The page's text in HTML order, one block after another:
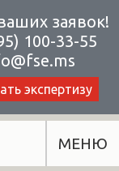
заявок!
100-33-55
экспертизу
МЕНЮ